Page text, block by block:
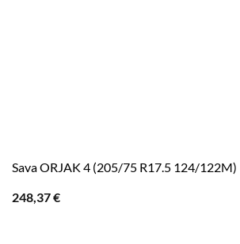
Sava ORJAK 4 (205/75 R17.5 124/122M)
248,37€